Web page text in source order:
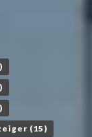
(15)